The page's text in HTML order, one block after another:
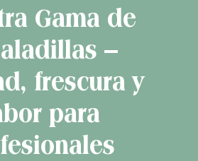
Gama de
–
frescura y
para